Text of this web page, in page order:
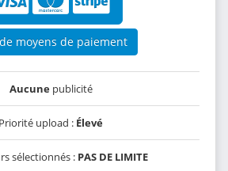
moyens de paiement
Aucunepublicité
Priorité upload : Élevé
sélectionnés : PAS DE LIMITE